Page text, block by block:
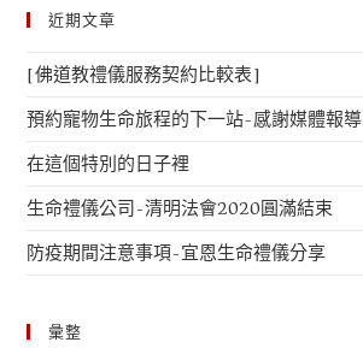
近期文章
[佛道教禮儀服務契約比較表]
預約寵物生命旅程的下一站-感謝媒體報導
在這個特別的日子裡
生命禮儀公司-清明法會2020圓滿結束
防疫期間注意事項-宜恩生命禮儀分享
彙整